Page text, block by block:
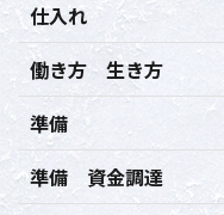
仕入れ
働き方 生き方
準備
準備 資金調達